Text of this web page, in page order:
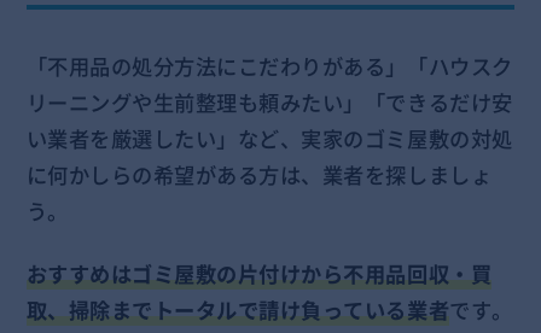
「不用品の処分方法にこだわりがある」「ハウスク
リーニングや生前整理も頼みたい」「できるだけ安
い業者を厳選したい」など、実家のゴミ屋敷の対処
に何かしらの希望がある方は、業者を探しましょ
う。
おすすめはゴミ屋敷の片付けから不用品回収・買
取、掃除までトータルで請け負っている業者です。